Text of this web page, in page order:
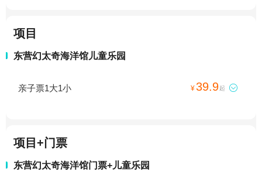
项目
东营幻太奇海洋馆儿童乐园
亲子票1大1小 ¥39.9起 
项目+门票
东营幻太奇海洋馆门票+儿童乐园